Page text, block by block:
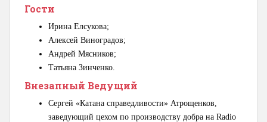
Гости
Ирина Елсукова;
Алексей Виноградов;
Андрей Мясников;
Татьяна Зинченко.
Внезапный Ведущий
Сергей «Катана справедливости» Атрощенков,
заведующий цехом по производству добра на Radio